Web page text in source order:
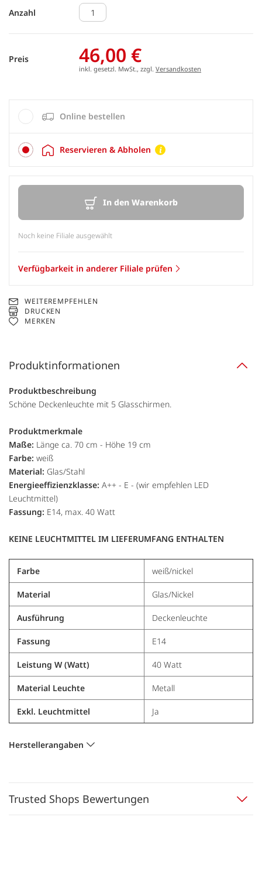
Anzahl
Preis 46,00 €
inkl. gesetzl. MwSt., zzgl. Versandkosten
Online bestellen
Reservieren & Abholen
In den Warenkorb
Noch keine Filiale ausgewählt
Verfügbarkeit in anderer Filiale prüfen
WEITEREMPFEHLEN
DRUCKEN
MERKEN
Produktinformationen
Produktbeschreibung
Schöne Deckenleuchte mit 5 Glasschirmen.
Produktmerkmale
Maße: Länge ca. 70 cm - Höhe 19 cm
Farbe: weiß
Material: Glas/Stahl
Energieeffizienzklasse: A++ - E - (wir empfehlen LED
Leuchtmittel)
Fassung: E14, max. 40 Watt
KEINE LEUCHTMITTEL IM LIEFERUMFANG ENTHALTEN
Farbe weiß/nickel
Material Glas/Nickel
Ausführung Deckenleuchte
Fassung E14
Leistung W (Watt) 40 Watt
Material Leuchte Metall
Exkl. Leuchtmittel Ja
Herstellerangaben
Trusted Shops Bewertungen